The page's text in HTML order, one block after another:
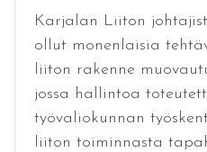
Karjalan Liiton
ollut monenlaisia
liiton rakenne
jossa hallintoa
työvaliokunnan
liiton toiminnasta